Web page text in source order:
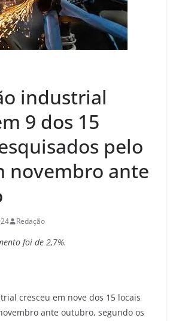
industrial
9 dos 15
pelo
novembro ante
Redação
foi de 2,7%.
cresceu em nove dos 15 locais
ante outubro, segundo os